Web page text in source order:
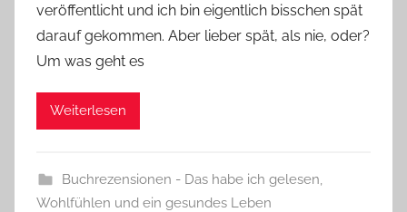
veröffentlicht und ich bin eigentlich bisschen spät
darauf gekommen. Aber lieber spät, als nie, oder?
Um was geht es
Weiterlesen
Buchrezensionen - Das habe ich gelesen,
Wohlfühlen und ein gesundes Leben